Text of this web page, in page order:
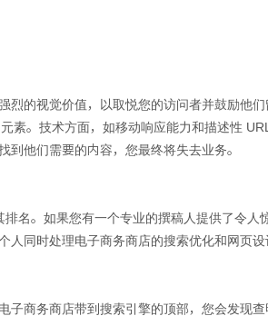
烈的视觉价值，以取悦您的访问者并鼓励他
素。技术方面，如移动响应能力和描述性
到他们需要的内容，您最终将失去业务。
名。如果您有一个专业的撰稿人提供了令
人同时处理电子商务商店的搜索优化和网页
子商务商店带到搜索引擎的顶部，您会发现